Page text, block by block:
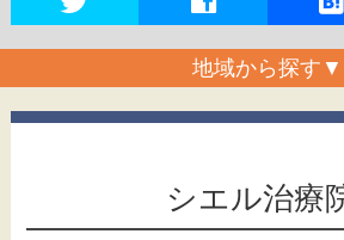
地域から探す ▼
シエル治療